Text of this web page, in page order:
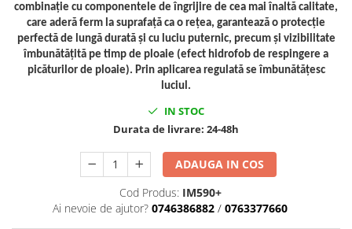
Accesorii schimb ulei
Chei buson baie ulei
Chei filtru ulei
Scule De Mana si Unelte
Aparate de nituit si capsat
combinație cu componentele de îngrijire de cea mai înaltă calitate,
care aderă ferm la suprafață ca o rețea, garantează o protecție
perfectă de lungă durată și cu luciu puternic, precum și vizibilitate
îmbunătățită pe timp de ploaie (efect hidrofob de respingere a
picăturilor de ploaie). Prin aplicarea regulată se îmbunătățesc
luciul.
IN STOC
Durata de livrare: 24-48h
ADAUGA IN COS
Cod Produs: IM590+
Ai nevoie de ajutor? 0746386882 / 0763377660